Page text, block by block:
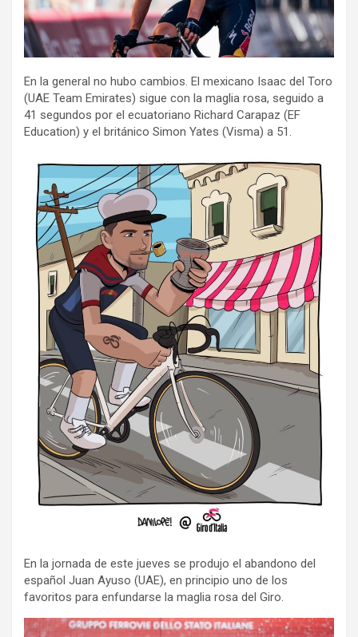
En la general no hubo cambios. El mexicano Isaac del Toro
(UAE Team Emirates) sigue con la maglia rosa, seguido a
41 segundos por el ecuatoriano Richard Carapaz (EF
Education) y el británico Simon Yates (Visma) a 51.
En la jornada de este jueves se produjo el abandono del
español Juan Ayuso (UAE), en principio uno de los
favoritos para enfundarse la maglia rosa del Giro.